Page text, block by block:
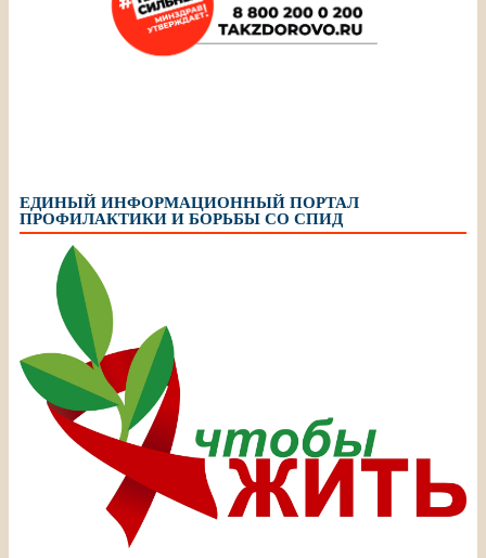
ЕДИНЫЙ ИНФОРМАЦИОННЫЙ ПОРТАЛ
ПРОФИЛАКТИКИ И БОРЬБЫ СО СПИД